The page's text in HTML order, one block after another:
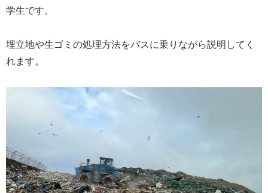
学生です。
埋立地や生ゴミの処理方法をバスに乗りながら説明してく
れます。